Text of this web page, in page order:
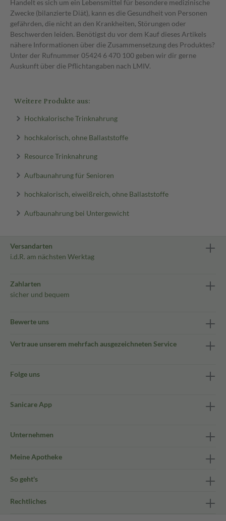
Handelt es sich um ein Lebensmittel für besondere medizinische
Zwecke (bilanzierte Diät), kann es die Gesundheit von Personen
gefährden, die nicht an den Krankheiten, Störungen oder
Beschwerden leiden. Benötigst du vor dem Kauf dieses Artikels
nähere Informationen über die Zusammensetzung des Produktes?
Unter der Rufnummer 05424 6 470 100 geben wir dir gerne
Auskunft über die Pflichtangaben nach LMIV.
Weitere Produkte aus:
Hochkalorische Trinknahrung
hochkalorisch, ohne Ballaststoffe
Resource Trinknahrung
Aufbaunahrung für Senioren
hochkalorisch, eiweißreich, ohne Ballaststoffe
Aufbaunahrung bei Untergewicht
Versandarten
i.d.R. am nächsten Werktag
Zahlarten
sicher und bequem
Bewerte uns
Vertraue unserem mehrfach ausgezeichneten Service
Folge uns
Sanicare App
Unternehmen
Meine Apotheke
So geht's
Rechtliches